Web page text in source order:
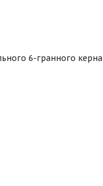
6-гранного керна